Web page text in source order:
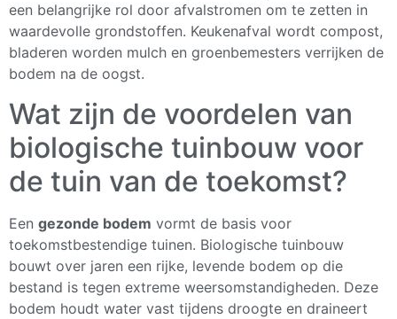
een belangrijke rol door afvalstromen om te zetten in
waardevolle grondstoffen. Keukenafval wordt compost,
bladeren worden mulch en groenbemesters verrijken de
bodem na de oogst.
Wat zijn de voordelen van
biologische tuinbouw voor
de tuin van de toekomst?
Een gezonde bodem vormt de basis voor
toekomstbestendige tuinen. Biologische tuinbouw
bouwt over jaren een rijke, levende bodem op die
bestand is tegen extreme weersomstandigheden. Deze
bodem houdt water vast tijdens droogte en draineert